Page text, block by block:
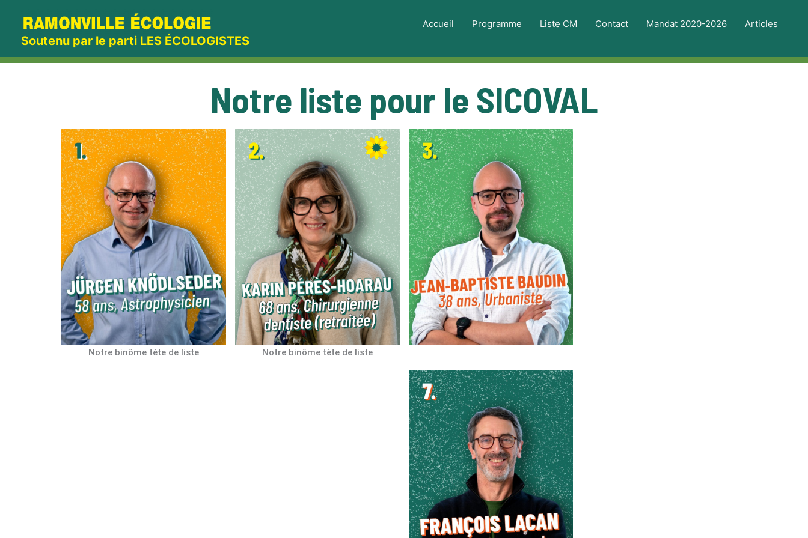
contenuSoutenu par le parti LES ÉCOLOGISTES
Accueil Programme Liste CM Contact Mandat 2020-2026 Articles
Notre liste pour le SICOVAL
Notre binôme tète de liste Notre binôme tète de liste